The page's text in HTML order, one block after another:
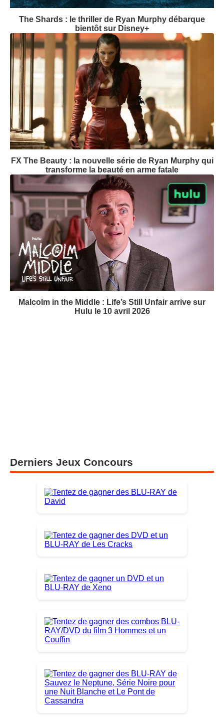
The Shards : le thriller de Ryan Murphy débarque
bientôt sur Disney+
FX The Beauty : la nouvelle série de Ryan Murphy qui
transforme la beauté en arme fatale
Malcolm in the Middle : Life’s Still Unfair arrive sur
Hulu le 10 avril 2026
Derniers Jeux Concours